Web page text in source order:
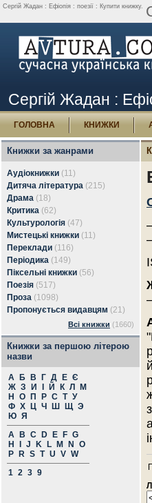
Сергій Жадан : Ефіопія : поезії : Купити книжку.
Сергій Жадан :
ГОЛОВНА КНИЖКИ
Книжки за жанрами
Аудіокнижки (11)
Дитяча література (215)
Драма (18)
Критика (62)
Культурологія (47)
Мистецькі книжки (11)
Переклади (116)
Періодика (149)
Піксельні книжки (56)
Поезія (517)
Проза (1098)
Пропонується видавцям (21)
Всі книжки (1660)
Книжки за першою літерою
назви
А Б В Г Д Е Є
Ж З И Й К Л
М
Н
О П Р С Т У
Ф Х Ц Ч Ш Щ Э
Ю Я
A
B C D E F G
H
J K L M N
O
P
R S T U V W
1 2 3 9